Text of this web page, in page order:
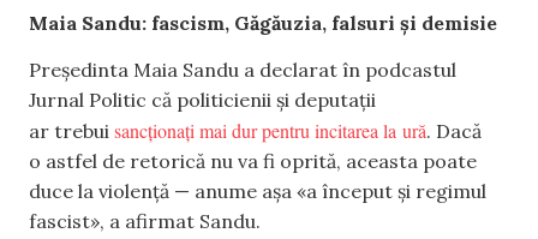
Maia Sandu: fascism, Găgăuzia, falsuri și demisie
Președinta Maia Sandu a declarat în podcastul
Jurnal Politic că politicienii și deputații
ar trebui sancționați mai dur pentru incitarea la ură. Dacă
o astfel de retorică nu va fi oprită, aceasta poate
duce la violență — anume așa «a început și regimul
fascist», a afirmat Sandu.